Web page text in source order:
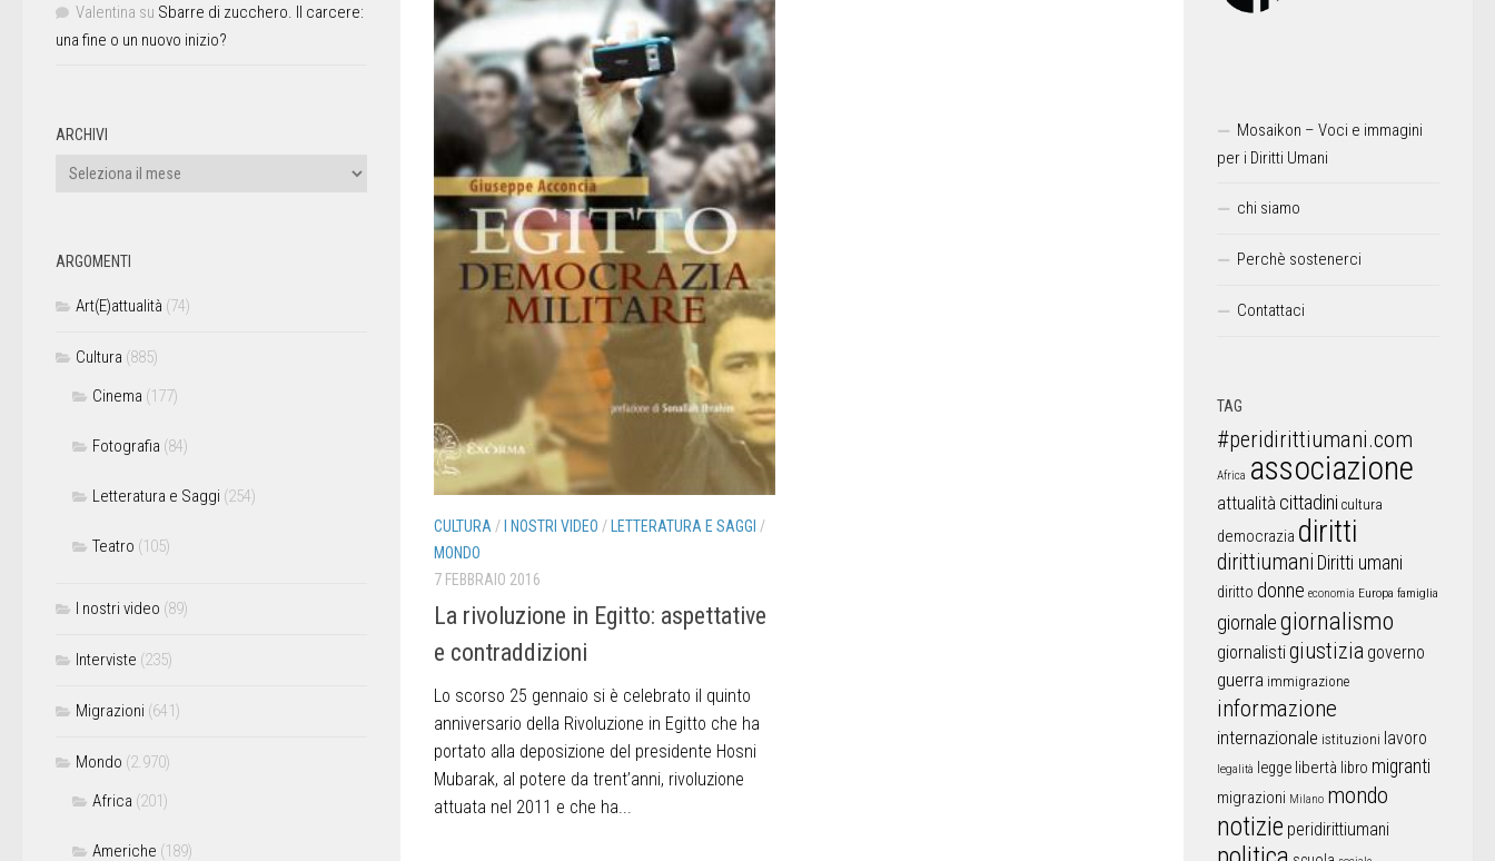
CULTURA / I NOSTRI VIDEO / LETTERATURA E SAGGI /
MONDO
7 FEBBRAIO 2016
La rivoluzione in Egitto: aspettative
e contraddizioni
Lo scorso 25 gennaio si è celebrato il quinto
anniversario della Rivoluzione in Egitto che ha
portato alla deposizione del presidente Hosni
Mubarak, al potere da trent’anni, rivoluzione
attuata nel 2011 e che ha...
Valentina su Sbarre di zucchero. Il carcere:
una fine o un nuovo inizio?
ARCHIVI
ARGOMENTI
Art(E)attualità (74)
Cultura (885)
Cinema (177)
Fotografia (84)
Letteratura e Saggi (254)
Teatro (105)
I nostri video (89)
Interviste (235)
Migrazioni (641)
Mondo (2.970)
Africa (201)
Americhe (189)
Mosaikon – Voci e immagini
per i Diritti Umani
chi siamo
Perchè sostenerci
Contattaci
TAG
#peridirittiumani.com
Africa associazione
attualità cittadini cultura
democrazia diritti
dirittiumani Diritti umani
diritto donne economia Europa famiglia
giornalegiornalismo
giornalistigiustizia governo
guerra immigrazione
informazione
internazionale istituzioni lavoro
legalità legge libertà libro migranti
migrazioni Milano mondo
notizie peridirittiumani